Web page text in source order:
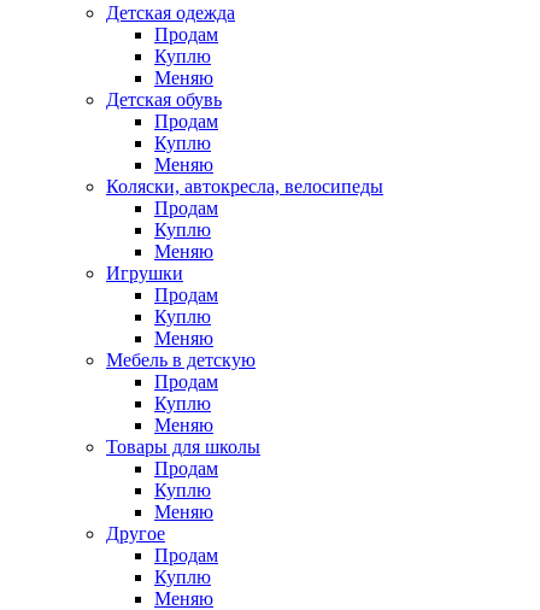
Детская одежда
Продам
Куплю
Меняю
Детская обувь
Продам
Куплю
Меняю
Коляски, автокресла, велосипеды
Продам
Куплю
Меняю
Игрушки
Продам
Куплю
Меняю
Мебель в детскую
Продам
Куплю
Меняю
Товары для школы
Продам
Куплю
Меняю
Другое
Продам
Куплю
Меняю